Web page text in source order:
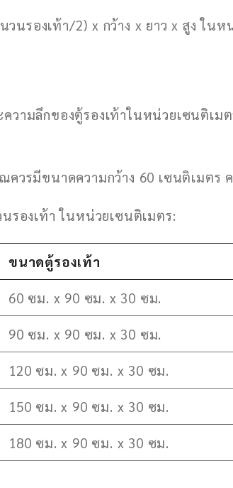
นรองเท้า/2) x กว้าง x ยาว x สูง ในห
วามลึกของตู้รองเท้าในหน่วยเซนติเมต
วรมีขนาดความกว้าง 60 เซนติเมตร
รองเท้า ในหน่วยเซนติเมตร:
ขนาดตู้รองเท้า
60 ซม. x 90 ซม. x 30 ซม.
90 ซม. x 90 ซม. x 30 ซม.
120 ซม. x 90 ซม. x 30 ซม.
150 ซม. x 90 ซม. x 30 ซม.
180 ซม. x 90 ซม. x 30 ซม.